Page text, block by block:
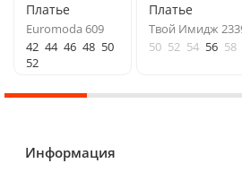
Платье
Euromoda 609
42 44 46 48 50
52
Платье
Твой Имидж
50 52 54 56 58
Информация